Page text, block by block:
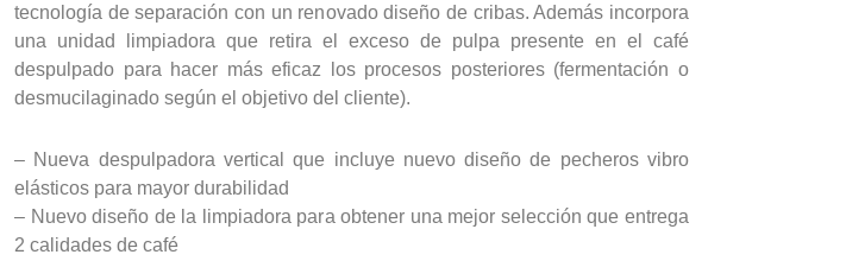
tecnología de separación con un renovado diseño de cribas. Además incorpora
una unidad limpiadora que retira el exceso de pulpa presente en el café
despulpado para hacer más eficaz los procesos posteriores (fermentación o
desmucilaginado según el objetivo del cliente).
– Nueva despulpadora vertical que incluye nuevo diseño de pecheros vibro
elásticos para mayor durabilidad
– Nuevo diseño de la limpiadora para obtener una mejor selección que entrega
2 calidades de café